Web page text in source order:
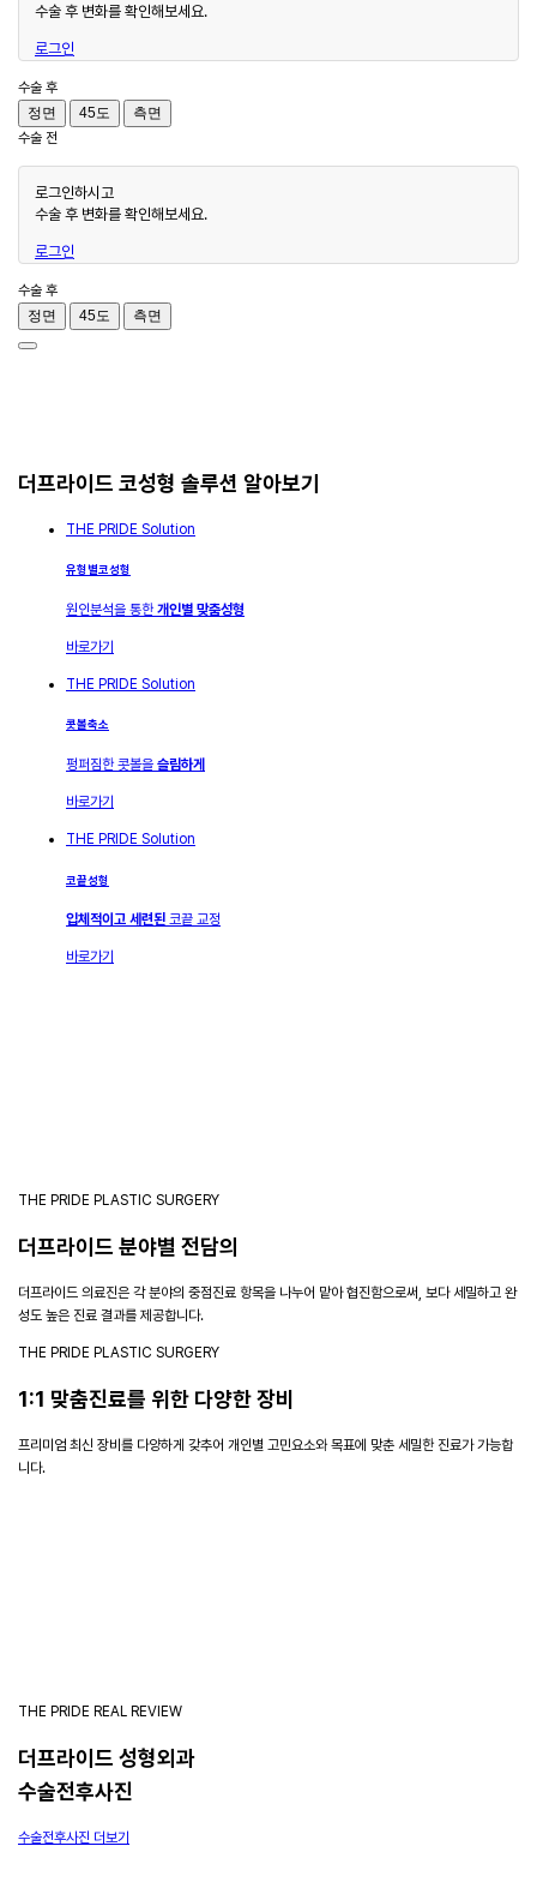
수술 후 변화를 확인해보세요.
로그인
수술 후
정면
45도
측면
수술 전
로그인하시고
수술 후 변화를 확인해보세요.
로그인
수술 후
정면
45도 측면
더프라이드 코성형 솔루션 알아보기
THE PRIDE Solution
유형별코성형
원인분석을 통한 개인별 맞춤성형
바로가기
THE PRIDE Solution
콧볼축소
펑퍼짐한 콧볼을 슬림하게
바로가기
THE PRIDE Solution
코끝성형
입체적이고 세련된 코끝 교정
바로가기
THE PRIDE PLASTIC SURGERY
더프라이드 분야별 전담의
더프라이드 의료진은 각 분야의 중점진료 항목을 나누어 맡아 협진함으로써, 보다 세밀하고 완
성도 높은 진료 결과를 제공합니다.
THE PRIDE PLASTIC SURGERY
1:1 맞춤진료를 위한 다양한 장비
프리미엄 최신 장비를 다양하게 갖추어 개인별 고민요소와 목표에 맞춘 세밀한 진료가 가능합
니다.
THE PRIDE REAL REVIEW
더프라이드 성형외과
수술전후사진
수술전후사진 더보기